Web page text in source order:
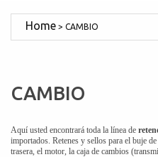
CAMBIO
CAMBIO
Aquí usted encontrará toda la línea de
importados. Retenes y sellos para el buje
trasera, el motor, la caja de cambios